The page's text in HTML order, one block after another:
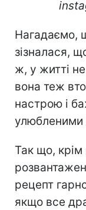
Нагадаємо,
зізналася,
ж, у житті
вона теж
настрою і
Так що, крім
рецепт
якщо все